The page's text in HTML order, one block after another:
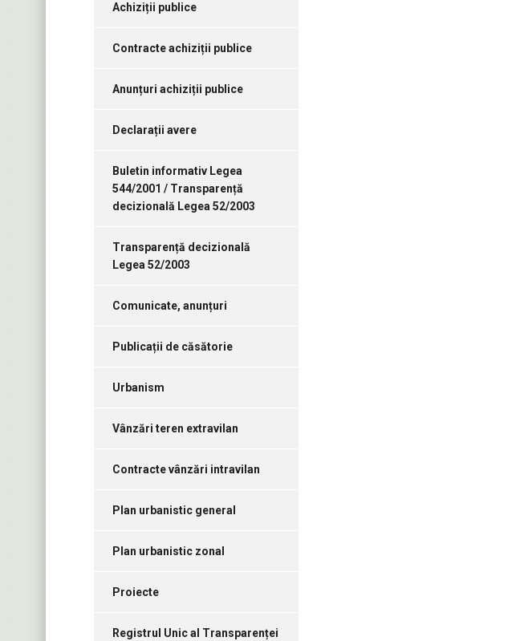
Achiziții publice
Contracte achiziții publice
Anunțuri achiziții publice
Declarații avere
Buletin informativ Legea
544/2001 / Transparență
decizională Legea 52/2003
Transparență decizională
Legea 52/2003
Comunicate, anunțuri
Publicații de căsătorie
Urbanism
Vânzări teren extravilan
Contracte vânzări intravilan
Plan urbanistic general
Plan urbanistic zonal
Proiecte
Registrul Unic al Transparenței